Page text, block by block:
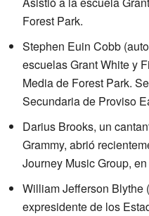
Forest Park.
Stephen Euin Cobb
escuelas Grant White y
Media de Forest Park.
Secundaria de Proviso
Darius Brooks, un
Grammy, abrió
Journey Music Group,
William Jefferson Blythe
expresidente de los